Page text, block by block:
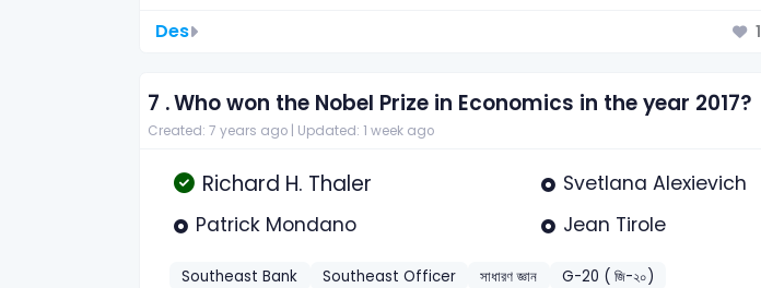
Des 1
7 .Who won the Nobel Prize in Economics in the year 2017?
Created: 7 years ago | Updated: 1 week ago
Richard H. Thaler
Svetlana Alexievich
Patrick Mondano
Jean Tirole
Southeast Bank Southeast Officer সাধারণ জ্ঞান G-20 ( জি-২০)